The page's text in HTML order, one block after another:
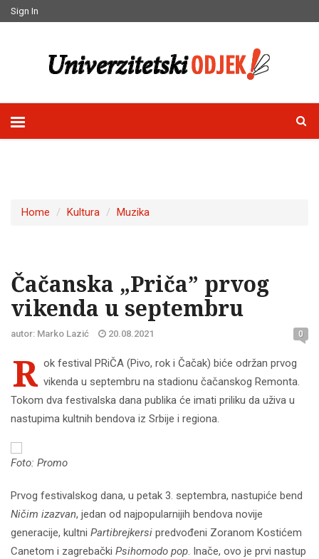
Sign In
Home Kultura Muzika
Čačanska „Priča” prvog
vikenda u septembru
autor: Marko Lazić 20.08.2021 0
R ok festival PRiČA (Pivo, rok i Čačak) biće održan prvog
vikenda u septembru na stadionu čačanskog Remonta.
Tokom dva festivalska dana publika će imati priliku da uživa u
nastupima kultnih bendova iz Srbije i regiona.
Foto: Promo
Prvog festivalskog dana, u petak 3. septembra, nastupiće bend
Ničim izazvan, jedan od najpopularnijih bendova novije
generacije, kultni Partibrejkersi predvođeni Zoranom Kostićem
Canetom i zagrebački Psihomodo pop. Inače, ovo je prvi nastup